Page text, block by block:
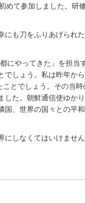
て参加しました。研
も刀をふりあげられ
やってきた」を担当
しょう。私は昨年か
とでしょう。その当時
た。朝鮮通信使ゆか
、世界の国々との平
しなくてはいけませ